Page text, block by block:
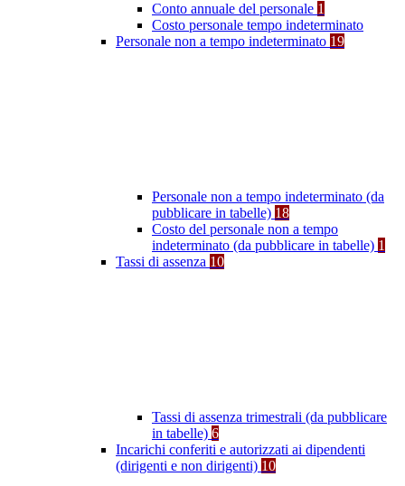
Conto annuale del personale 1
Costo personale tempo indeterminato
Personale non a tempo indeterminato 19
Personale non a tempo indeterminato (da
pubblicare in tabelle) 18
Costo del personale non a tempo
indeterminato (da pubblicare in tabelle) 1
Tassi di assenza 10
Tassi di assenza trimestrali (da pubblicare
in tabelle) 6
Incarichi conferiti e autorizzati ai dipendenti
(dirigenti e non dirigenti) 10